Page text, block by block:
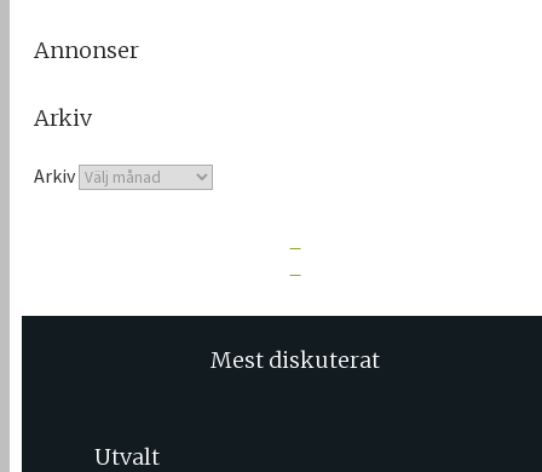
Annonser
Arkiv
Arkiv
Mest diskuterat
Utvalt